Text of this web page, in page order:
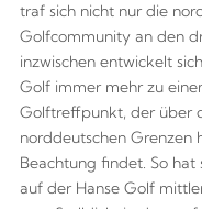
traf sich nicht nur die
Golfcommunity an den
inzwischen entwickelt
Golf immer mehr zu
Golftreffpunkt, der über
norddeutschen Grenzen
Beachtung findet. So hat
auf der Hanse Golf